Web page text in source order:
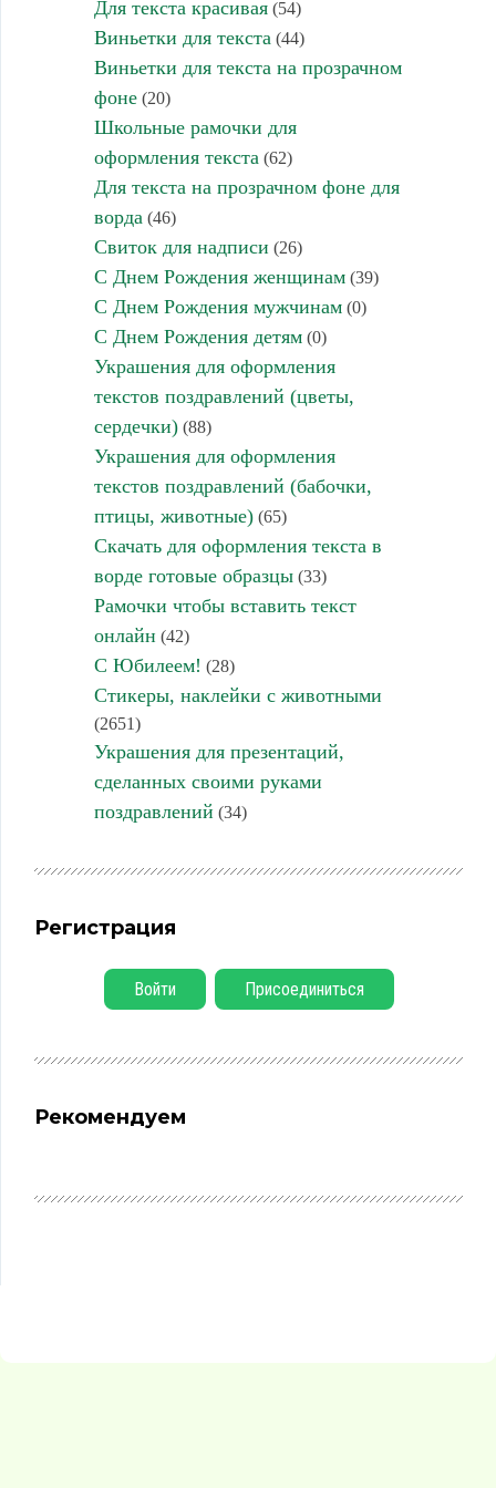
Для текста красивая(54)
Виньетки для текста (44)
Виньетки для текста на прозрачном
фоне(20)
Школьные рамочки для
оформления текста (62)
Для текста на прозрачном фоне для
ворда (46)
Свиток для надписи (26)
С Днем Рождения женщинам(39)
С Днем Рождения мужчинам(0)
С Днем Рождения детям(0)
Украшения для оформления
текстов поздравлений (цветы,
сердечки)(88)
Украшения для оформления
текстов поздравлений (бабочки,
птицы, животные)(65)
Скачать для оформления текста в
ворде готовые образцы(33)
Рамочки чтобы вставить текст
онлайн (42)
С Юбилеем! (28)
Стикеры, наклейки с животными
(2651)
Украшения для презентаций,
сделанных своими руками
поздравлений (34)
Регистрация
Войти Присоединиться
Рекомендуем